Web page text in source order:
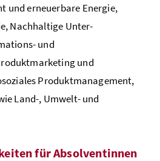
und erneuerbare Energie,
Nachhaltige Unter­
und
und
Produktma­nagement,
Land-, Umwelt- und
für Absolventinnen